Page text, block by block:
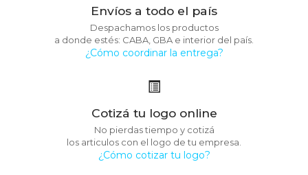
Envíos a todo el país
Despachamos los productos
a donde estés: CABA, GBA e interior del país.
¿Cómo coordinar la entrega?
Cotizá tu logo online
No pierdas tiempo y cotizá
los articulos con el logo de tu empresa.
¿Cómo cotizar tu logo?